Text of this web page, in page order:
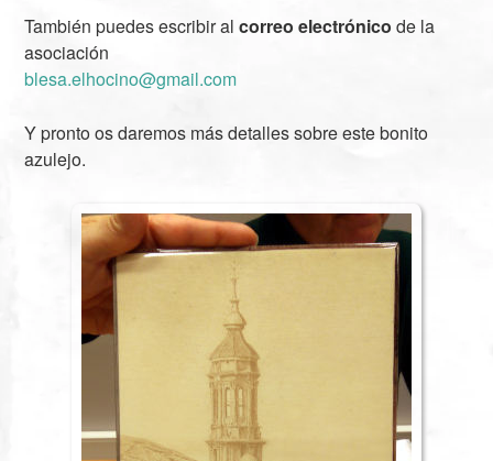
También puedes escribir alcorreo electrónico de la
asociación
blesa.elhocino@gmail.com
Y pronto os daremos más detalles sobre este bonito
azulejo.